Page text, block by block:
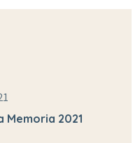
Memoria 2021